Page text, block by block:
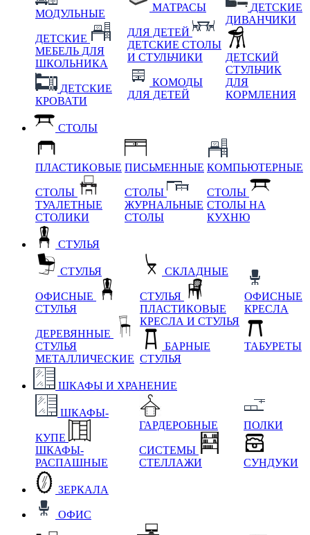
МОДУЛЬНЫЕ
ДЕТСКИЕ
МЕБЕЛЬ ДЛЯ
ШКОЛЬНИКА
ДЕТСКИЕ
КРОВАТИ
МАТРАСЫ
ДЛЯ ДЕТЕЙ
ДЕТСКИЕ СТОЛЫ
И СТУЛЬЧИКИ
КОМОДЫ
ДЛЯ ДЕТЕЙ
ДЕТСКИЕ
ДИВАНЧИКИ
ДЕТСКИЙ
СТУЛЬЧИК
ДЛЯ
КОРМЛЕНИЯ
СТОЛЫ
ПЛАСТИКОВЫЕ
СТОЛЫ
ТУАЛЕТНЫЕ
СТОЛИКИ
ПИСЬМЕННЫЕ
СТОЛЫ
ЖУРНАЛЬНЫЕ
СТОЛЫ
КОМПЬЮТЕРНЫЕ
СТОЛЫ
СТОЛЫ НА
КУХНЮ
СТУЛЬЯ
СТУЛЬЯ
ОФИСНЫЕ
СТУЛЬЯ
ДЕРЕВЯННЫЕ
СТУЛЬЯ
МЕТАЛЛИЧЕСКИЕ
СКЛАДНЫЕ
СТУЛЬЯ
ПЛАСТИКОВЫЕ
КРЕСЛА И СТУЛЬЯ
БАРНЫЕ
СТУЛЬЯ
ОФИСНЫЕ
КРЕСЛА
ТАБУРЕТЫ
ШКАФЫ И ХРАНЕНИЕ
ШКАФЫ-
КУПЕ
ШКАФЫ-
РАСПАШНЫЕ
ГАРДЕРОБНЫЕ
СИСТЕМЫ
СТЕЛЛАЖИ
ПОЛКИ
СУНДУКИ
ЗЕРКАЛА
ОФИС